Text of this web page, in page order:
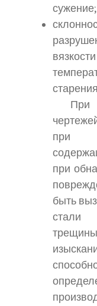
сужение;
При
при
при
быть
стали